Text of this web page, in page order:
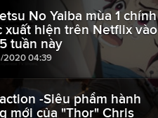
No Yaiba mùa 1 chính
xuất hiện trên Netflix vào
tuần này
2020 04:39
-Siêu phẩm hành
mới của "Thor" Chris